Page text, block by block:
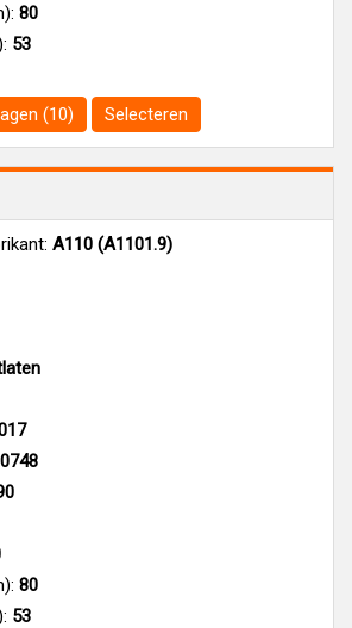
80
53
(10)
Selecteren
A110 (A1101.9)
80
53